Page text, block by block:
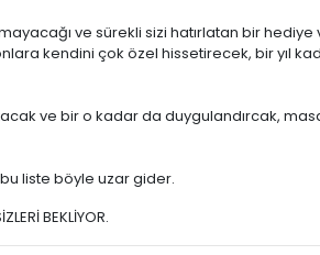
ve sürekli sizi hatırlatan bir
kendini çok özel hissetirecek, bir yıl
ve bir o kadar da duygulandırcak,
bu liste böyle uzar gider.
BEKLİYOR.